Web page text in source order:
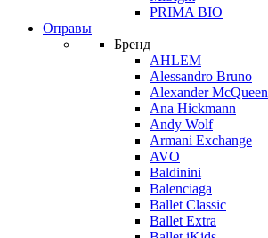
PRIMA BIO
Оправы
Бренд
AHLEM
Alessandro Bruno
Alexander McQueen
Ana Hickmann
Andy Wolf
Armani Exchange
AVO
Baldinini
Balenciaga
Ballet Classic
Ballet Extra